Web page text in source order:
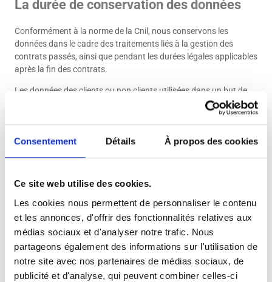
Consentement Détails À propos des cookies
Ce site web utilise des cookies.
Les cookies nous permettent de personnaliser le contenu
et les annonces, d'offrir des fonctionnalités relatives aux
médias sociaux et d'analyser notre trafic. Nous
partageons également des informations sur l'utilisation de
notre site avec nos partenaires de médias sociaux, de
publicité et d'analyse, qui peuvent combiner celles-ci
La durée de conservation des données
Conformément à la norme de la Cnil, nous conservons les
données dans le cadre des traitements liés à la gestion des
contrats passés, ainsi que pendant les durées légales applicables
après la fin des contrats.
Les données des clients ou non clients utilisées dans un but de
prospection commercialepeuvent être conservées pendant un
délai de trois ans à compter de la fin de la relation commerciale,
soit à la date d’expiration d’un contrat, soit du dernier contact
émanant du client ou du prospect.
est conforme à la loi « informatique et libertés » du 6 janvier 1978
modifiée et au Règlement européen n°2016/679/UE du 27 avril
2016 (applicable depuis le 25 mai 2018), et informe la personne
de l’identité du responsable du traitement et, le cas échéant,
de celle de son représentant ;